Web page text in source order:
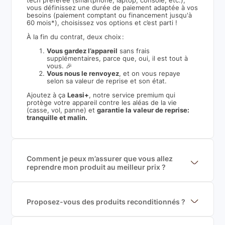
vous définissez une durée de paiement adaptée à vos
besoins (paiement comptant ou financement jusqu'à
60 mois*), choisissez vos options et c’est parti !
À la fin du contrat, deux choix :
Vous gardez l’appareil sans frais
supplémentaires, parce que, oui, il est tout à
vous. 🎉
Vous nous le renvoyez, et on vous repaye
selon sa valeur de reprise et son état.
Ajoutez à ça Leasi+, notre service premium qui
protège votre appareil contre les aléas de la vie
(casse, vol, panne) etgarantie la valeur de reprise:
tranquille et malin.
Comment je peux m’assurer que vous allez
reprendre mon produit au meilleur prix ?
garantir le meilleur prix de rachat. De plus, nous
sommes rémunéré à la commission sur la valeur de
Proposez-vous des produits reconditionnés ?